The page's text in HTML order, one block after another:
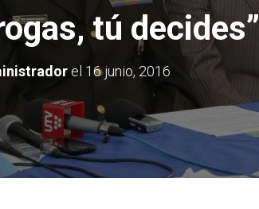
tú decides”
el 16 junio, 2016